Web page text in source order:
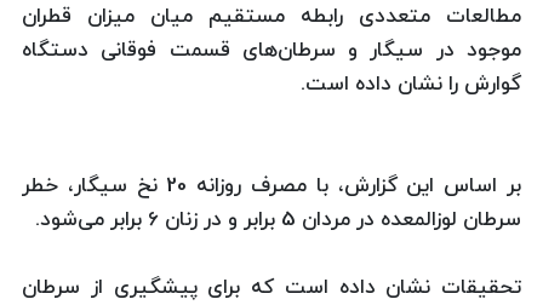
مطالعات متعددی رابطه مستقیم میان میزان قطران
موجود در سیگار و سرطان‌های قسمت فوقانی دستگاه
گوارش را نشان داده است.
بر اساس این گزارش، با مصرف روزانه 20 نخ سیگار، خطر
سرطان لوزالمعده در مردان 5 برابر و در زنان 6 برابر می‌شود.
تحقیقات نشان داده است كه برای پیشگیری از سرطان